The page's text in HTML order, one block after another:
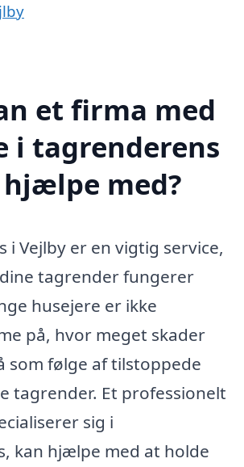
et firma med
i tagrenderens
med?
i Vejlby er en vigtig service,
tagrender fungerer
husejere er ikke
på, hvor meget skader
som følge af tilstoppede
tagrender. Et professionelt
sig i
kan hjælpe med at holde